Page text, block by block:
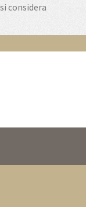
considera